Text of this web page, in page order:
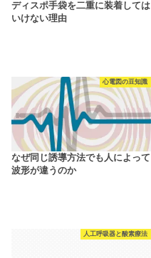
ディスポ手袋を二重に装着しては
いけない理由
心電図の豆知識
なぜ同じ誘導方法でも人によって
波形が違うのか
人工呼吸器と酸素療法